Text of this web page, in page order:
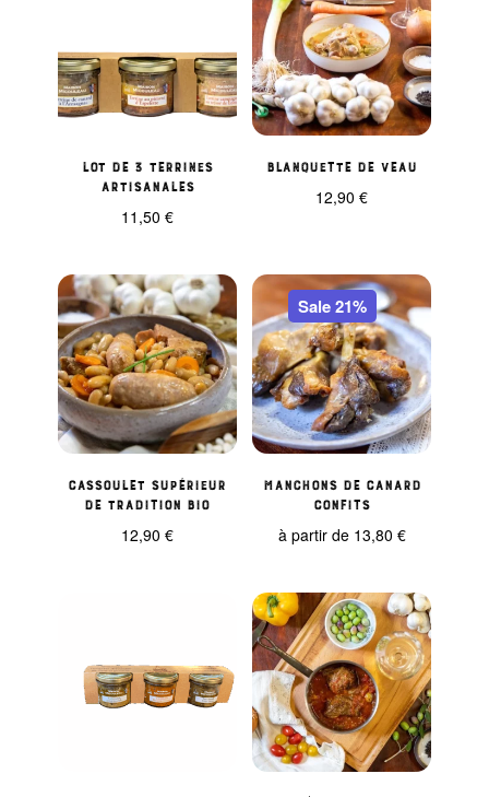
Lot de 3 terrines
artisanales
11,50 €
Blanquette de veau
12,90€
Cassoulet supérieur
de tradition bio
12,90 €
Sale 21%
Manchons de canard
confits
à partir de 13,80 €